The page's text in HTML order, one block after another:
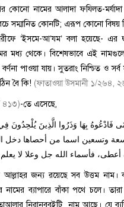
কোনো নামের আলাদা ফযিলত-
কোনটি; এরূপ কোনো বিষয়
‘ইসমে-আ’যম’ বলা হয়েছে- এর
মধ্য থেকে। বিশেষভাবে এই
পাওয়া যায়। সুতরাং নিশ্চিত ও
বৈ কি! (ফাতাওয়া উসমানী ১/২৬৪,
৪১৩)-তে এসেছে,
فَادْعُوهُ بِهَا وَذَرُوا الَّذِينَ يُلْحِدُونَ
وتسعين اسما من أحصاها دخل
فأسماء الله جل وعلا لا
আল্লাহর জন্য রয়েছে সব উত্তম
ব্যাপারে বাঁকা পথে চলে।